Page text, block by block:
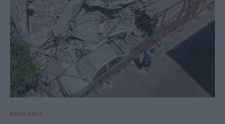
ΚΟΙΝΩΝΙΑ